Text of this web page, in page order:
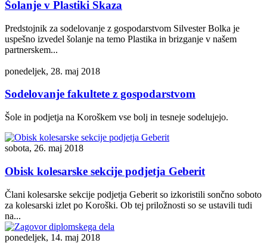
Šolanje v Plastiki Skaza
Predstojnik za sodelovanje z gospodarstvom Silvester Bolka je
uspešno izvedel šolanje na temo Plastika in brizganje v našem
partnerskem...
ponedeljek, 28. maj 2018
Sodelovanje fakultete z gospodarstvom
Šole in podjetja na Koroškem vse bolj in tesneje sodelujejo.
sobota, 26. maj 2018
Obisk kolesarske sekcije podjetja Geberit
Člani kolesarske sekcije podjetja Geberit so izkoristili sončno soboto
za kolesarski izlet po Koroški. Ob tej priložnosti so se ustavili tudi
na...
ponedeljek, 14. maj 2018